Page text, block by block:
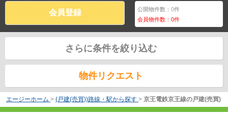
会員登録 公開物件数：0件
会員物件数：0件
さらに条件を絞り込む
物件リクエスト
エージーホーム > (戸建(売買))路線・駅から探す > 京王電鉄京王線の戸建(売買)